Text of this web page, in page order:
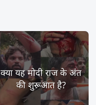
क्या यह मोदी राज के अंत
की शुरूआत है?